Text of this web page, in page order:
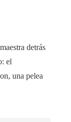
detrás
el
una pelea